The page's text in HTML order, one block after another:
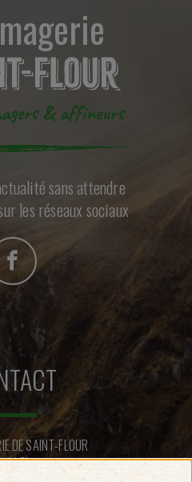
& affineurs
sans attendre
les réseaux sociaux
DE SAINT-FLOUR
Chastang